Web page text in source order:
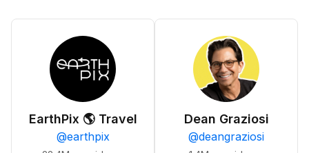
EarthPix 🌎 Travel
@earthpix
Dean Graziosi
@deangraziosi